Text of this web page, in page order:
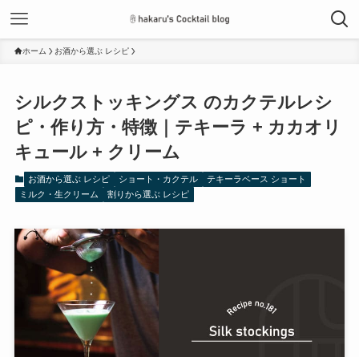
ホーム お酒から選ぶ レシピ
シルクストッキングス のカクテルレシ
ピ・作り方・特徴｜テキーラ + カカオリ
キュール + クリーム
お酒から選ぶ レシピ ショート・カクテル
テキーラベース ショート
ミルク・生クリーム
割りから選ぶ レシピ